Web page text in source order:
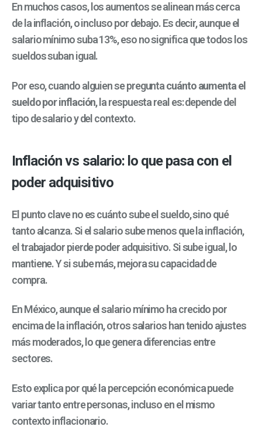
En muchos casos, los aumentos se alinean más cerca
de la inflación, o incluso por debajo. Es decir, aunque el
salario mínimo suba 13%, eso no significa que todos los
sueldos suban igual.
Por eso, cuando alguien se preguntacuánto aumenta el
sueldo por inflación, la respuesta real es: depende del
tipo de salario y del contexto.
Inflación vs salario: lo que pasa con el
poder adquisitivo
El punto clave no es cuánto sube el sueldo, sino qué
tanto alcanza.Si el salario sube menos que la inflación,
el trabajador pierde poder adquisitivo. Si sube igual, lo
mantiene. Y si sube más, mejora su capacidad de
compra.
En México, aunque el salario mínimo ha crecido por
encima de la inflación, otros salarios han tenido ajustes
más moderados, lo que genera diferencias entre
sectores.
Esto explica por qué la percepción económica puede
variar tanto entre personas, incluso en el mismo
contexto inflacionario.